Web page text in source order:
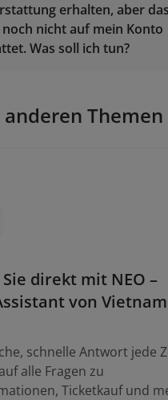
und
erhalten, aber das
nicht auf mein Konto
Was soll ich tun?
Themen
direkt mit NEO –
von Vietnam
schnelle Antwort jede
alle Fragen zu
Ticketkauf und